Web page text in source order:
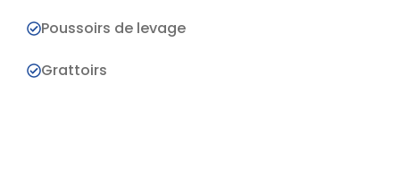
Poussoirs de levage
Grattoirs